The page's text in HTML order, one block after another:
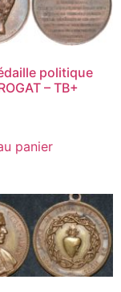
politique
– TB+
panier